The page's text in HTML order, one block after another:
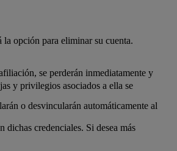
opción para eliminar su cuenta.
se perderán inmediatamente y
o desvincularán automáticamente al
dichas credenciales. Si desea más
y privilegios asociados a ella se